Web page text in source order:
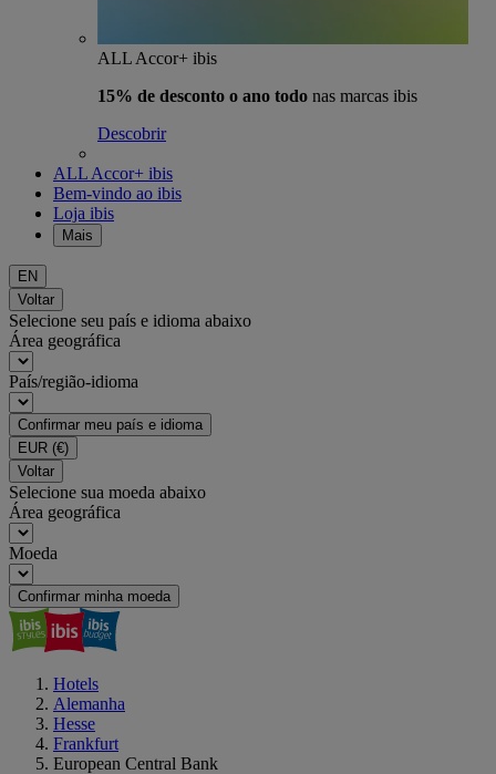
ALL Accor+ ibis
15% de desconto o ano todo nas marcas ibis
Descobrir
ALL Accor+ ibis
Bem-vindo ao ibis
Loja ibis
Mais
EN
Voltar
Selecione seu país e idioma abaixo
Área geográfica
País/região-idioma
Confirmar meu país e idioma
EUR (€)
Voltar
Selecione sua moeda abaixo
Área geográfica
Moeda
Confirmar minha moeda
Hotels
Alemanha
Hesse
Frankfurt
European Central Bank